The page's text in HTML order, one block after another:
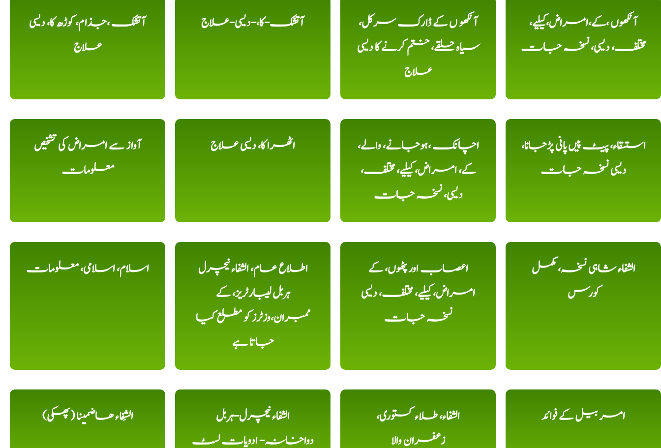
آتشک ،جذام، کوڑھ کا، دیسی
علاج
آتشک-کا،-دیسی-علاج
آنکھو ں کے ڈارک سرکل،
سیاہ حلقے، ختم کرنے کا دیسی
علاج
آنکھوں ،کے،امراض،کیلیے،
مختلف، دیسی، نسخہ جات
آواز سے امراض کی تشخیص
معلومات
اٹھرا کا، دیسی علاج
اچانک ،ہوجانے، والے،
کے، امراض، کیلیے، مختلف،
دیسی، نسخہ جات
استسقاء، پیٹ پیں پانی پڑجانا،
دیسی نسخہ جات
اسلام، اسلامی، معلومات
اطلاع عام، الشفاء نیچرل
ہربل لیبارٹریز، کے
ممبران،وزٹرز کو مطلع کیا
جاتا ہے
اعصاب اور پٹھوں، کے
امراض، کیلیے، مختلف، دیسی
نسخہ جات
الشفاء شاہی نسخہ، مکمل
کورس
الشِفاء ھاضمینا (پھکی)
الشفاء نیچرل-ہربل
دواخانہ- ادویات لسٹ
الشفاء، طلاء کستوری،
زعفران والا
امر بیل کے فوائد